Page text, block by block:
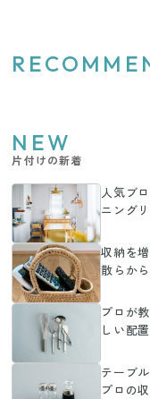
NEW
片付けの新着
人気ブ
ニング
収納を
散らか
プロが
しい配
テーブ
プロの